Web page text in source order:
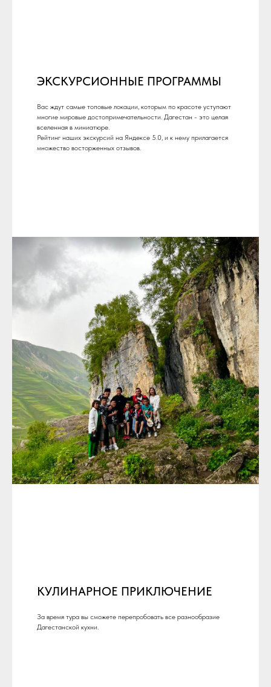
ЭКСКУРСИОННЫЕ ПРОГРАММЫ
Вас ждут самые топовые локации, которым по красоте уступают
многие мировые достопримечательности. Дагестан - это целая
вселенная в миниатюре.
Рейтинг наших экскурсий на Яндексе 5.0, и к нему прилагается
множество восторженных отзывов.
КУЛИНАРНОЕ ПРИКЛЮЧЕНИЕ
За время тура вы сможете перепробовать все разнообразие
Дагестанской кухни.